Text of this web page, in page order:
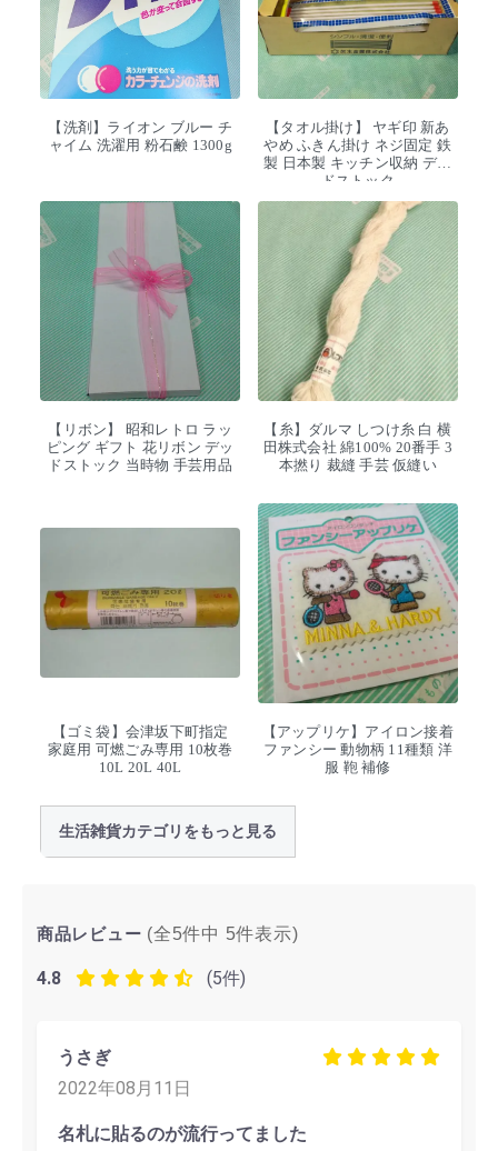
【洗剤】ライオン ブルー チ
ャイム 洗濯用 粉石鹸 1300g
【タオル掛け】 ヤギ印 新あ
やめ ふきん掛け ネジ固定 鉄
製 日本製 キッチン収納 デッ
ドストック
【リボン】 昭和レトロ ラッ
ピング ギフト 花リボン デッ
ドストック 当時物 手芸用品
【糸】ダルマ しつけ糸 白 横
田株式会社 綿100% 20番手 3
本撚り 裁縫 手芸 仮縫い
【ゴミ袋】会津坂下町指定
家庭用 可燃ごみ専用 10枚巻
10L 20L 40L
【アップリケ】アイロン接着
ファンシー 動物柄 11種類 洋
服 鞄 補修
生活雑貨カテゴリをもっと見る
商品レビュー (全5件中 5件表示)
4.8 (5件)
うさぎ
2022年08月11日
名札に貼るのが流行ってました